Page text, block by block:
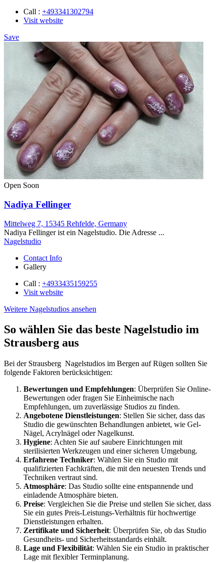
Call : +493341302794
Visit website
Save
Open Soon
Nadiya Fellinger
Mittelweg 7, 15345 Rehfelde, Germany
Nadiya Fellinger ist ein Nagelstudio. Die Adresse ...
Nagelstudio
Contact Info
Gallery
Call : +4933435159255
Visit website
Weitere Nagelstudios ansehen
So wählen Sie das beste Nagelstudio im
Strausberg aus
Bei der Strausberg Nagelstudios im Bergen auf Rügen sollten Sie
folgende Faktoren berücksichtigen:
Bewertungen und Empfehlungen: Überprüfen Sie Online-
Bewertungen oder fragen Sie Einheimische nach
Empfehlungen, um zuverlässige Studios zu finden.
Angebotene Dienstleistungen: Stellen Sie sicher, dass das
Studio die gewünschten Behandlungen anbietet, wie Gel-
Nägel, Acrylnägel oder Nagelkunst.
Hygiene: Achten Sie auf saubere Einrichtungen mit
sterilisierten Werkzeugen und einer sicheren Umgebung.
Erfahrene Techniker: Wählen Sie ein Studio mit
qualifizierten Fachkräften, die mit den neuesten Trends und
Techniken vertraut sind.
Atmosphäre: Das Studio sollte eine entspannende und
einladende Atmosphäre bieten.
Preise: Vergleichen Sie die Preise und stellen Sie sicher, dass
Sie ein gutes Preis-Leistungs-Verhältnis für hochwertige
Dienstleistungen erhalten.
Zertifikate und Sicherheit: Überprüfen Sie, ob das Studio
Gesundheits- und Sicherheitsstandards einhält.
Lage und Flexibilität: Wählen Sie ein Studio in praktischer
Lage mit flexibler Terminplanung.